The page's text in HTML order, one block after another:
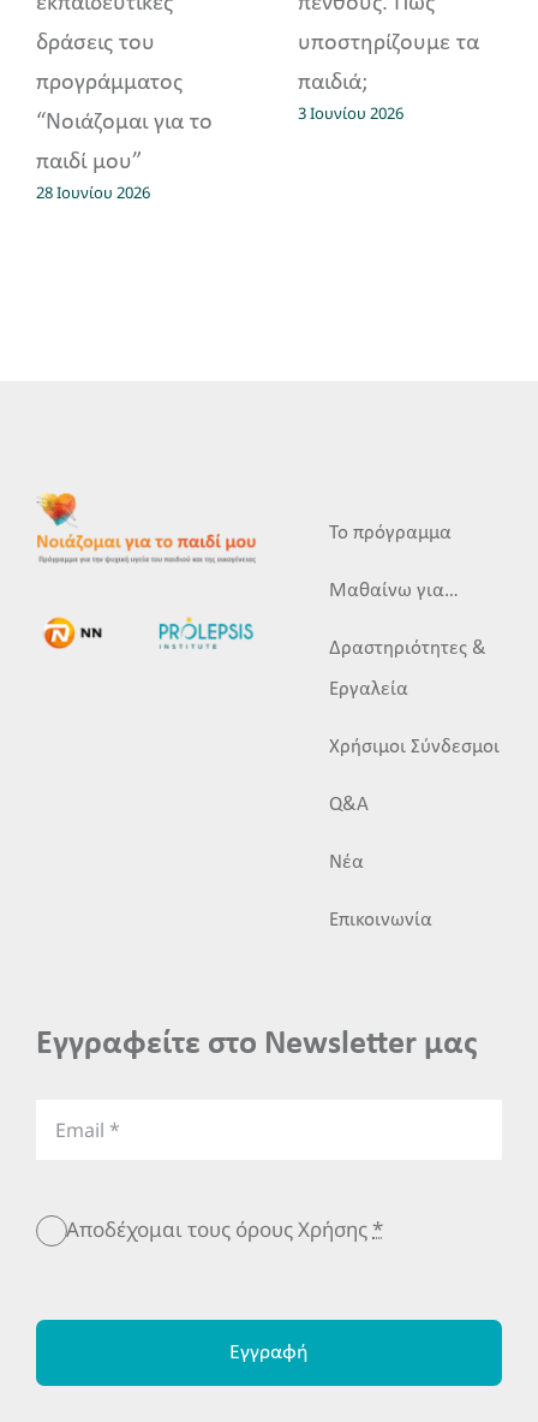
δράσεις του
προγράμματος
“Νοιάζομαι για το
παιδί μου”
28 Ιουνίου 2026
υποστηρίζουμε τα
παιδιά;
3 Ιουνίου 2026
Το πρόγραμμα
Μαθαίνω για…
Δραστηριότητες &
Εργαλεία
Χρήσιμοι Σύνδεσμοι
Q&A
Νέα
Επικοινωνία
Εγγραφείτε στο Newsletter μας
Αποδέχομαι τους όρους Χρήσης*
Εγγραφή